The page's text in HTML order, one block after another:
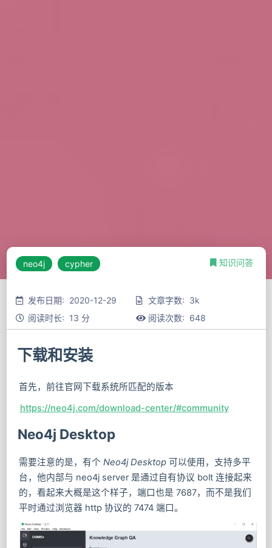
neo4j cypher 知识问答
发布日期: 2020-12-29
文章字数: 3k
阅读时长: 13 分
阅读次数: 648
下载和安装
首先，前往官网下载系统所匹配的版本
https://neo4j.com/download-center/#community
Neo4j Desktop
需要注意的是，有个 Neo4j Desktop可以使用，支持多平
台，他内部与 neo4j server 是通过自有协议 bolt 连接起来
的，看起来大概是这个样子，端口也是 7687，而不是我们
平时通过浏览器 http 协议的 7474 端口。